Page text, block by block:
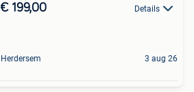
€ 199,00 Details
Herdersem 3 aug 26